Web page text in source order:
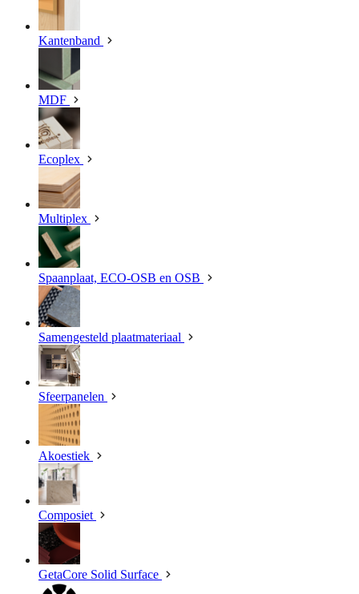
Kantenband
MDF
Ecoplex
Multiplex
Spaanplaat, ECO-OSB en OSB
Samengesteld plaatmateriaal
Sfeerpanelen
Akoestiek
Composiet
GetaCore Solid Surface